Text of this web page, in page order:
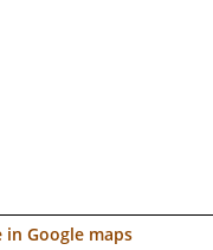
Google maps